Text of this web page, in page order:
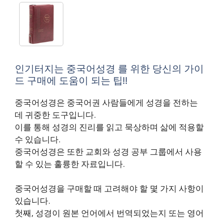
인기터지는 중국어성경 를 위한 당신의 가이
드 구매에 도움이 되는 팁!!
중국어성경은 중국어권 사람들에게 성경을 전하는
데 귀중한 도구입니다.
이를 통해 성경의 진리를 읽고 묵상하며 삶에 적용할
수 있습니다.
중국어성경은 또한 교회와 성경 공부 그룹에서 사용
할 수 있는 훌륭한 자료입니다.
중국어성경을 구매할 때 고려해야 할 몇 가지 사항이
있습니다.
첫째, 성경이 원본 언어에서 번역되었는지 또는 영어